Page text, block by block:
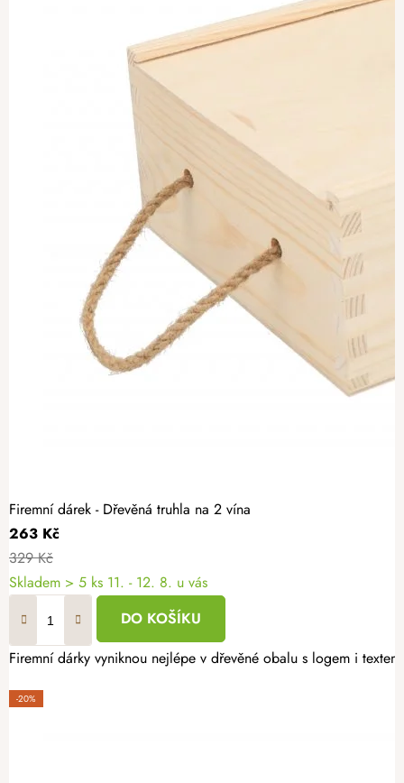
Firemní dárek - Dřevěná truhla na 2 vína
263 Kč
329 Kč
Skladem > 5 ks 11. - 12. 8. u vás
DO KOŠÍKU
Firemní dárky vyniknou nejlépe v dřevěné obalu s logem i
-20%